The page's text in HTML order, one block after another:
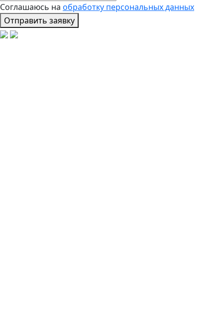
Соглашаюсь на обработку персональных данных
Отправить заявку